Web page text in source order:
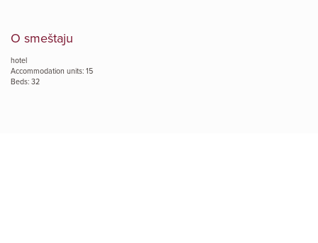
O smeštaju
hotel
Accommodation units: 15
Beds: 32